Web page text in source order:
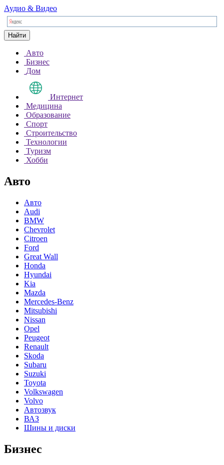
Аудио & Видео
Найти
Авто
Бизнес
Дом
Интернет
Медицина
Образование
Спорт
Строительство
Технологии
Туризм
Хобби
Авто
Авто
Audi
BMW
Chevrolet
Citroen
Ford
Great Wall
Honda
Hyundai
Kia
Mazda
Mercedes-Benz
Mitsubishi
Nissan
Opel
Peugeot
Renault
Skoda
Subaru
Suzuki
Toyota
Volkswagen
Volvo
Автозвук
ВАЗ
Шины и диски
Бизнес